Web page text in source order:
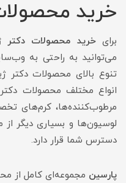
خرید
برایخرید محصولات دکتر
می‌توانید به راحتی به
تنوع بالای محصولات دکتر
انواع مختلف محصولات
مرطوب‌کننده‌ها، کرم‌های
لوسیون‌ها و بسیاری دیگر
دسترس شما قرار دارد.
پارسین مجموعه‌ای کامل از